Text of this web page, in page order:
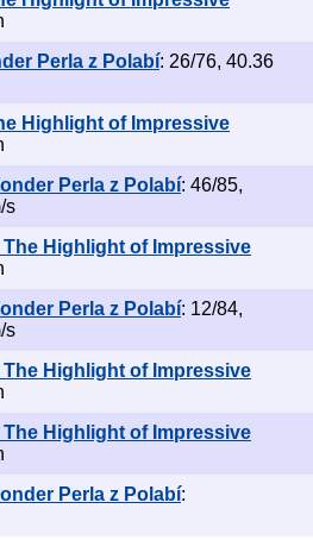
Perla z Polabí: 26/76, 40.36
Highlight of Impressive
Perla z Polabí: 46/85,
s
The Highlight of Impressive
Perla z Polabí: 12/84,
s
The Highlight of Impressive
The Highlight of Impressive
Perla z Polabí: